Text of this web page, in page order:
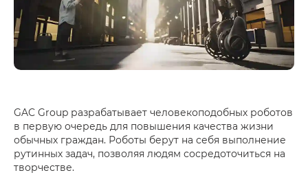
GAC Group разрабатывает человекоподобных роботов
в первую очередь для повышения качества жизни
обычных граждан. Роботы берут на себя выполнение
рутинных задач, позволяя людям сосредоточиться на
творчестве.